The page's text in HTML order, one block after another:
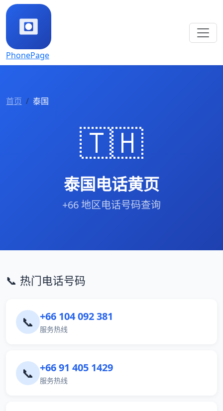
PhonePage
首页 泰国
🇹🇭
泰国电话黄页
+66 地区电话号码查询
📞 热门电话号码
📞 +66 104 092 381
服务热线
📞 +66 91 405 1429
服务热线